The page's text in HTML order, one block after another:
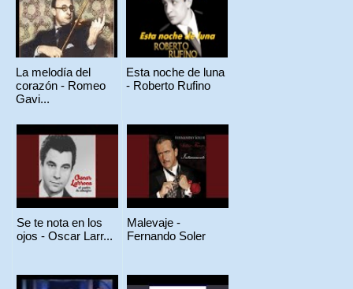
La melodía del
corazón - Romeo
Gavi...
Esta noche de luna
- Roberto Rufino
Se te nota en los
ojos - Oscar Larr...
Malevaje -
Fernando Soler